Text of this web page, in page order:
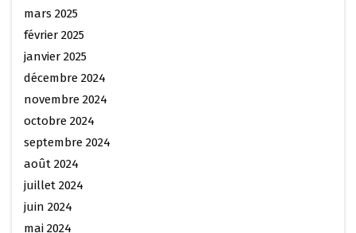
mars 2025
février 2025
janvier 2025
décembre 2024
novembre 2024
octobre 2024
septembre 2024
août 2024
juillet 2024
juin 2024
mai 2024